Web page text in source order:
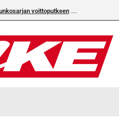
voittoputkeen